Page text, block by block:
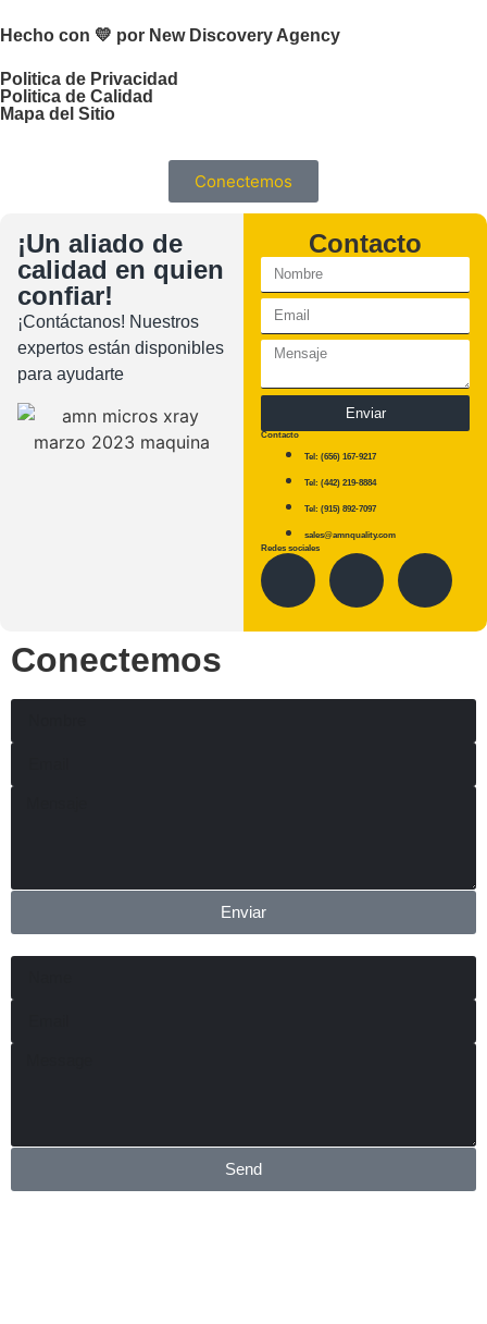
Hecho con 💛 por New Discovery Agency
Politica de Privacidad
Politica de Calidad
Mapa del Sitio
Conectemos
¡Un aliado de
calidad en quien
confiar!
¡Contáctanos! Nuestros
expertos están disponibles
para ayudarte
Contacto
Enviar
Contacto
Tel: (656) 167-9217
Tel: (442) 219-8884
Tel: (915) 892-7097
sales@amnquality.com
Redes sociales
Conectemos
Enviar
Send